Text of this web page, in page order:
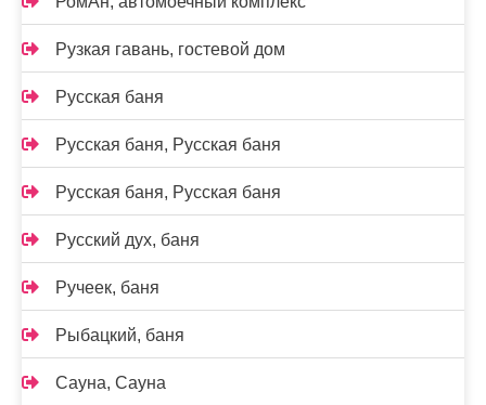
Рузкая гавань, гостевой дом
Русская баня
Русская баня, Русская баня
Русская баня, Русская баня
Русский дух, баня
Ручеек, баня
Рыбацкий, баня
Сауна, Сауна